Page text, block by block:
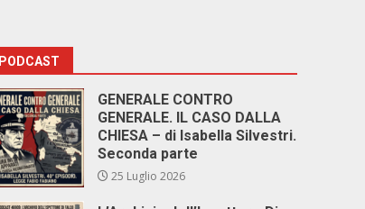
PODCAST
GENERALE CONTRO
GENERALE. IL CASO DALLA
CHIESA – di Isabella Silvestri.
Seconda parte
25 Luglio 2026